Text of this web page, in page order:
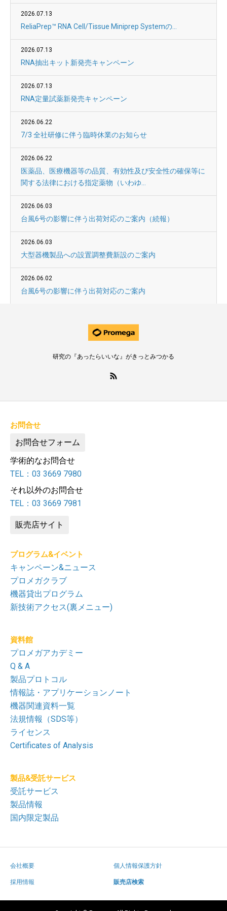
2026.07.13
ReliaPrep™ RNA Cell/Tissue Miniprep Systemの...
2026.07.13
RNA抽出キット新発売キャンペーン
2026.07.13
RNA定量試薬新発売キャンペーン
2026.06.22
7/3 全社研修に伴う臨時休業のお知らせ
2026.06.22
医薬品、医療機器等の品質、有効性及び安全性の確保等に
関する法律における指定薬物（いわゆ...
2026.06.03
台風6号の影響に伴う出荷対応のご案内（続報）
2026.06.03
大型器機製品への設置調整費新設のご案内
2026.06.02
台風6号の影響に伴う出荷対応のご案内
研究の『あったらいいな』がきっとみつかる
お問合せ
お問合せフォーム
学術的なお問合せ
TEL：03 3669 7980
それ以外のお問合せ
TEL：03 3669 7981
販売店サイト
プログラム&イベント
キャンペーン&ニュース
プロメガクラブ
機器貸出プログラム
新技術アクセス(裏メニュー)
資料館
プロメガアカデミー
Q & A
製品プロトコル
情報誌・アプリケーションノート
機器関連資料一覧
法規情報（SDS等）
ライセンス
Certificates of Analysis
製品&受託サービス
受託サービス
製品情報
国内限定製品
会社概要 個人情報保護方針
採用情報 販売店検索